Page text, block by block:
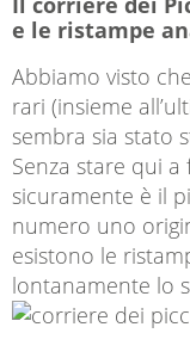
e le ristampe
Abbiamo visto
rari (insieme
sembra sia stato
Senza stare qui
sicuramente è il
numero uno
esistono le
lontanamente lo